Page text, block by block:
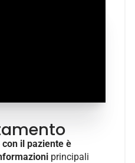
con il paziente è
principali